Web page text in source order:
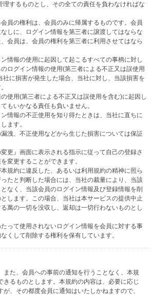
理するものとし、その全ての責任を負わなければな
員の権利は、会員のみに帰属するものです。会員
しに、ログイン情報を第三者に譲渡してはならな
会員は、会員の権利を第三者に利用させてはなら
情報の使用に起因して起こるすべての事柄に対し
ログイン情報の使用(第三者による不正又は誤使用
社に損害が発生した場合、当社に対し、当該損害を
使用(第三者による不正又は誤使用を含む)に起因し
もいかなる責任も負いません。
情報の不正使用を知り得たときは、当社に直ちに
ます。
洩、不正使用などから生じた損害については保証
更』画面に表示される指示に従って自己の登録さ
変更することができます。
規約に違反した、あるいは利用規約の精神に照ら
たと判断した場合には、当社の裁量により、当該
なく、当該会員のログイン情報及び登録情報を削
します。この場合、当社は本サービスの提供中止
萬の一切を没収し、返却は一切行わないものとし
って使用されないログイン情報を会員に対する事
くして削除する権利を保有しています。
また、会員への事前の通知を行うことなく、本規
きるものとします。本規約の内容は、必要に応じ
、その都度会員に通知はいたしかねますので、